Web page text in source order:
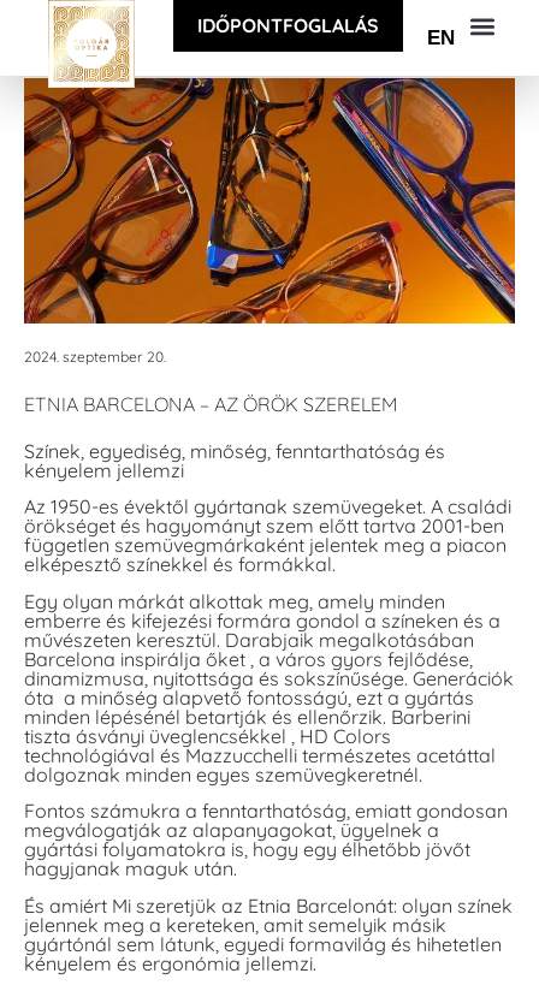
IDŐPONTFOGLALÁS EN
2024. szeptember 20.
ETNIA BARCELONA – AZ ÖRÖK SZERELEM
Színek, egyediség, minőség, fenntarthatóság és
kényelem jellemzi
Az 1950-es évektől gyártanak szemüvegeket. A családi
örökséget és hagyományt szem előtt tartva 2001-ben
független szemüvegmárkaként jelentek meg a piacon
elképesztő színekkel és formákkal.
Egy olyan márkát alkottak meg, amely minden
emberre és kifejezési formára gondol a színeken és a
művészeten keresztül. Darabjaik megalkotásában
Barcelona inspirálja őket , a város gyors fejlődése,
dinamizmusa, nyitottsága és sokszínűsége. Generációk
óta a minőség alapvető fontosságú, ezt a gyártás
minden lépésénél betartják és ellenőrzik. Barberini
tiszta ásványi üveglencsékkel , HD Colors
technológiával és Mazzucchelli természetes acetáttal
dolgoznak minden egyes szemüvegkeretnél.
Fontos számukra a fenntarthatóság, emiatt gondosan
megválogatják az alapanyagokat, ügyelnek a
gyártási folyamatokra is, hogy egy élhetőbb jövőt
hagyjanak maguk után.
És amiért Mi szeretjük az Etnia Barcelonát: olyan színek
jelennek meg a kereteken, amit semelyik másik
gyártónál sem látunk, egyedi formavilág és hihetetlen
kényelem és ergonómia jellemzi.